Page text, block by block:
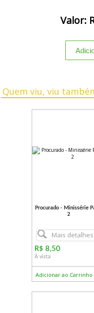
Valor:
Quem viu, viu
Procurado - Minissérie
2
Mais detalhes
R$ 8,50
À vista
Adicionar ao Carrinho